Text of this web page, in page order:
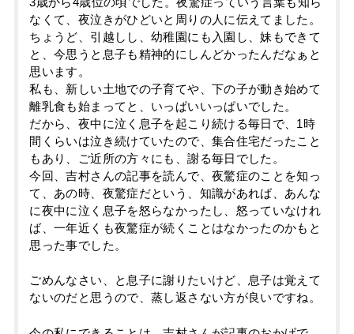
なくて、夜泣きがひどいと周りの人に伝えてました。
ちょうど、引越しし、幼稚園にも入園し、妹もできて
と、今思うと息子も精神的にしんどかったんだなぁと
思います。
私も、新しい土地での子育てや、下の子が動き始めて
離乳食も始まってと、いっぱいいっぱいでした。
だから、夜中に泣く息子を起こり続ける毎日で、1時
間くらいは泣き続けていたので、集合住宅だったこと
もあり、ご近所の方々にも、謝る毎日でした。
今回、吉村さんの記事を読んで、夜驚症のことを知っ
て、あの時、夜驚症だという、知識があれば、あんな
に夜中に泣く息子を怒らなかったし、怒っていなけれ
ば、一年近くも夜驚症が続くことはなかったのかもと
思った事でした。
ごめんなさい、と息子に謝りたいけど、息子は覚えて
ないのだと思うので、蒸し返さない方が良いですね。